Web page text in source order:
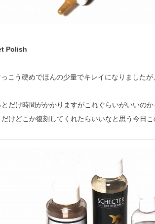
Polish
こう硬めでほんの少量でキレイになりましたが
だけ時間がかかりますがこれぐらいがいいの
けどこか復刻してくれたらいいなと思う今日こ